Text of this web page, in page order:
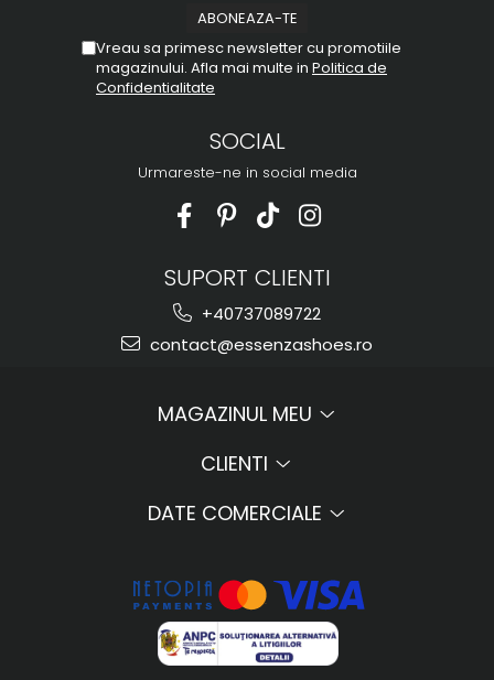
Vreau sa primesc newsletter cu promotiile
magazinului. Afla mai multe in Politica de
Confidentialitate
SOCIAL
Urmareste-ne in social media
SUPORT CLIENTI
+40737089722
contact@essenzashoes.ro
MAGAZINUL MEU
CLIENTI
DATE COMERCIALE